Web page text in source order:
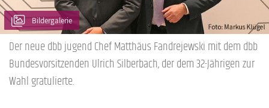
Bildergalerie
Der neue dbb jugend Chef Matthäus Fandrejewski mit dem dbb
Bundesvorsitzenden Ulrich Silberbach, der dem 32-Jährigen zur
Wahl gratulierte.